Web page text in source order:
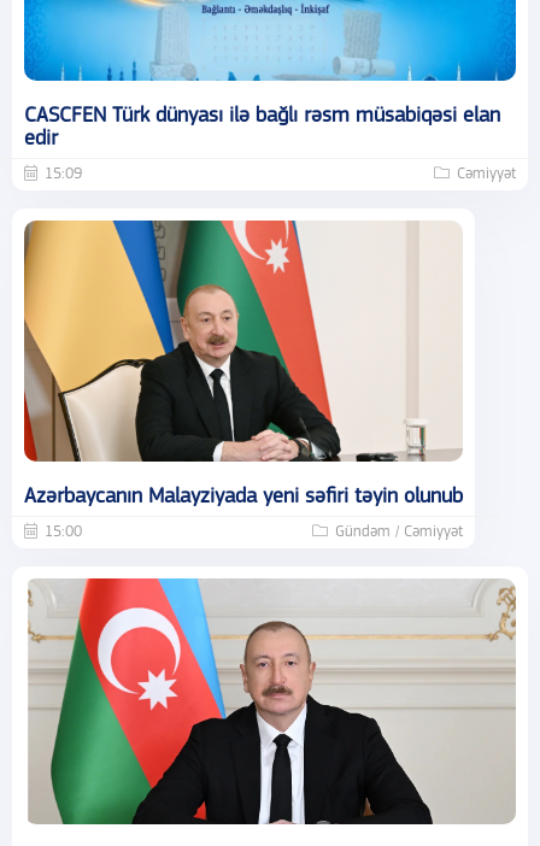
CASCFEN Türk dünyası ilə bağlı rəsm müsabiqəsi elan
edir
15:09 Cəmiyyət
Azərbaycanın Malayziyada yeni səfiri təyin olunub
15:00 Gündəm / Cəmiyyət